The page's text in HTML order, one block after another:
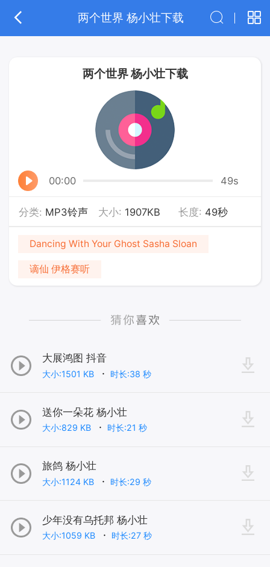
两个世界 杨小壮下载
两个世界 杨小壮下载
00:00 49s
分类: MP3铃声 大小: 1907KB 长度: 49秒
Dancing With Your Ghost Sasha Sloan
谪仙 伊格赛听
大展鸿图 抖音
大小:1501 KB 时长:38 秒
送你一朵花 杨小壮
大小:829 KB 时长:21 秒
旅鸽 杨小壮
大小:1124 KB 时长:29 秒
少年没有乌托邦 杨小壮
大小:1059 KB 时长:27 秒